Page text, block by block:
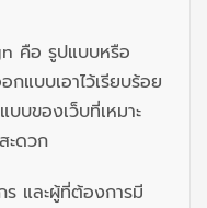
คือ รูปแบบหรือ
กแบบเอาไว้เรียบร้อย
บของเว็บที่เหมาะ
ะดวก
ร และผู้ที่ต้องการมี